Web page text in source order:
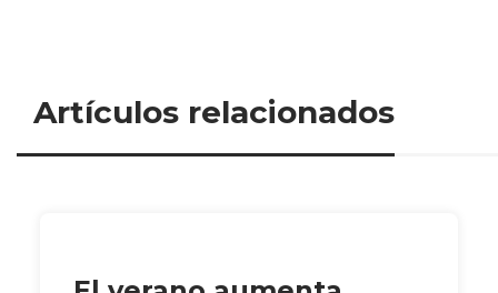
Artículos relacionados